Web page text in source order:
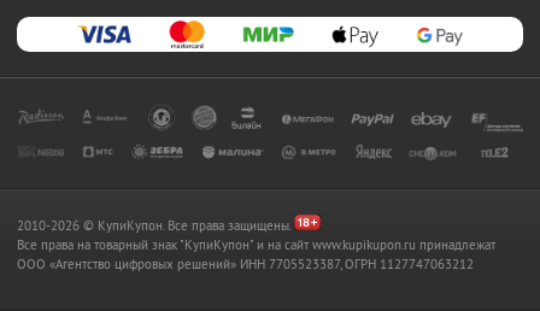
2010-2026 © КупиКупон. Все права защищены.
Все права на товарный знак "КупиКупон" и на сайт www.kupikupon.ru принадлежат
OOO «Агентство цифровых решений» ИНН 7705523387, ОГРН 1127747063212